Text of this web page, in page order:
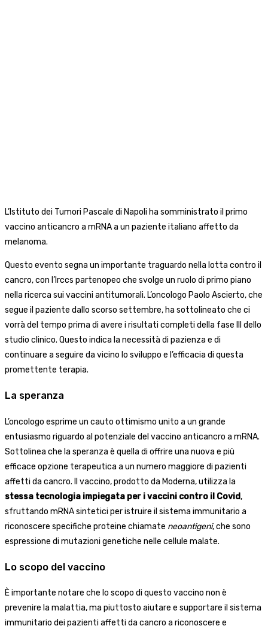
L’Istituto dei Tumori Pascale di Napoli ha somministrato il primo
vaccino anticancro a mRNA a un paziente italiano affetto da
melanoma.
Questo evento segna un importante traguardo nella lotta contro il
cancro, con l’Irccs partenopeo che svolge un ruolo di primo piano
nella ricerca sui vaccini antitumorali. L’oncologo Paolo Ascierto, che
segue il paziente dallo scorso settembre, ha sottolineato che ci
vorrà del tempo prima di avere i risultati completi della fase III dello
studio clinico. Questo indica la necessità di pazienza e di
continuare a seguire da vicino lo sviluppo e l’efficacia di questa
promettente terapia.
La speranza
L’oncologo esprime un cauto ottimismo unito a un grande
entusiasmo riguardo al potenziale del vaccino anticancro a mRNA.
Sottolinea che la speranza è quella di offrire una nuova e più
efficace opzione terapeutica a un numero maggiore di pazienti
affetti da cancro. Il vaccino, prodotto da Moderna, utilizza la
stessa tecnologia impiegata per i vaccini contro il Covid,
sfruttando mRNA sintetici per istruire il sistema immunitario a
riconoscere specifiche proteine chiamate neoantigeni, che sono
espressione di mutazioni genetiche nelle cellule malate.
Lo scopo del vaccino
È importante notare che lo scopo di questo vaccino non è
prevenire la malattia, ma piuttosto aiutare e supportare il sistema
immunitario dei pazienti affetti da cancro a riconoscere e